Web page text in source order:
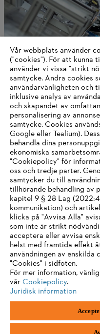
STIHL som företag
Information för
Produkter
Kontakt
Karriär
System för visselblåsare
ANDREAS STIHL AG & Co. KG
Vår webbplats använder
("cookies"). För att kunna
använder vi vissa "strikt
samtycke. Andra cookies
användarvänligheten och
inklusive analys av
och skapandet av
personalisering av
samtycke. Cookies
Google eller Tealium).
behandla dina
ekonomiska
"Cookiepolicy" för
oss och tredje parter.
samtycker du till
tillhörande behandling av
kapitel 9 § 28 Lag
kommunikation) och
klicka på "Avvisa Alla"
som inte är strikt
acceptera eller avvisa
helst med framtida effekt
användningen av enskilda
"Cookies" i sidfoten.
För mer information,
vår Cookiepolicy.
Juridisk information